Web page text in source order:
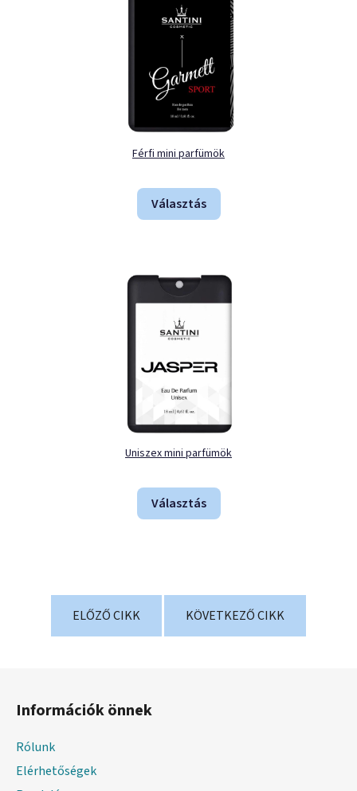
Férfi mini parfümök
Választás
Uniszex mini parfümök
Választás
ELŐZŐ CIKK KÖVETKEZŐ CIKK
Információk önnek
Rólunk
Elérhetőségek